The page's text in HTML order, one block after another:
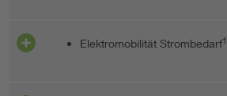
Elektromobilität Strombedarf1